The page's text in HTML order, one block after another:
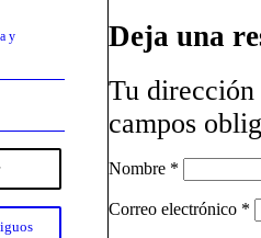
y
Deja una
Tu dirección
campos
Nombre *
Correo electrónico *